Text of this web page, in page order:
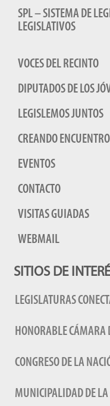
SPL – SISTEMA DE
LEGISLATIVOS
VOCES DEL RECINTO
DIPUTADOS DE LOS
LEGISLEMOS JUNTOS
CREANDO
EVENTOS
CONTACTO
VISITAS GUIADAS
WEBMAIL
SITIOS DE
LEGISLATURAS
HONORABLE CÁMARA
CONGRESO DE LA
MUNICIPALIDAD DE LA